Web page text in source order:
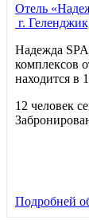
Отель
г.
Надежда
комплексов
находится в
12 человек
Подробней